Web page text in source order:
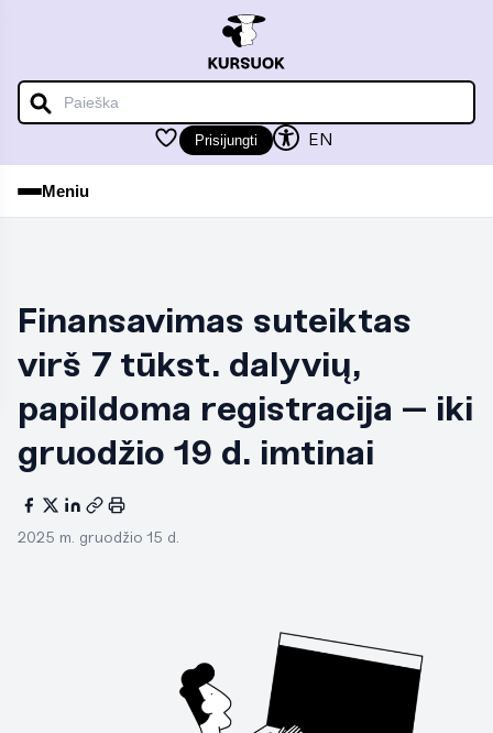
Prisijungti EN
Meniu
Finansavimas suteiktas
virš 7 tūkst. dalyvių,
papildoma registracija – iki
gruodžio 19 d. imtinai
2025 m. gruodžio 15 d.